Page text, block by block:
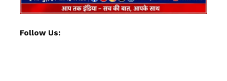
Follow Us: